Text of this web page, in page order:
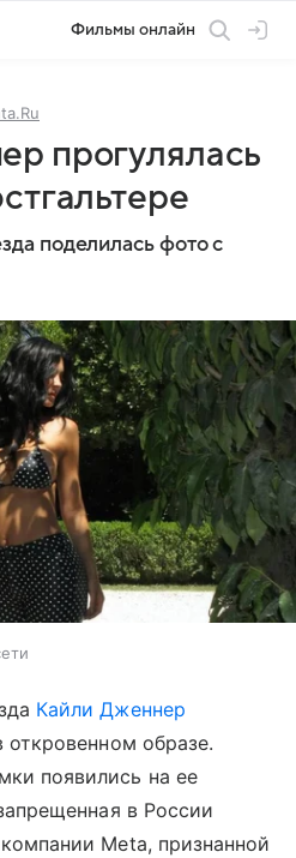
Фильмы онлайн
прогулялась
поделилась фото с
Кайли Дженнер
откровенном образе.
появились на ее
в России
Meta, признанной